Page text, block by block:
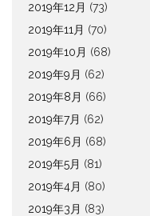
2019年12月 (73)
2019年11月 (70)
2019年10月 (68)
2019年9月 (62)
2019年8月 (66)
2019年7月 (62)
2019年6月 (68)
2019年5月 (81)
2019年4月 (80)
2019年3月 (83)